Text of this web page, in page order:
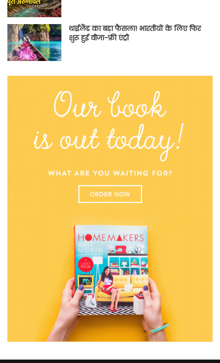
थाईलैंड का बड़ा फैसला! भारतीयों के लिए फिर
शुरू हुई वीजा-फ्री एंट्री